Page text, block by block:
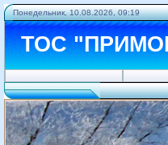
Понедельник, 10.08.2026, 09:19
ТОС